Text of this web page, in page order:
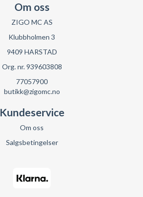
Om oss
ZIGO MC AS
Klubbholmen 3
9409 HARSTAD
Org. nr. 939603808
77057900
butikk@zigomc.no
Kundeservice
Om oss
Salgsbetingelser